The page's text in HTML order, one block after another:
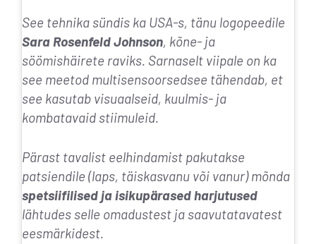
See tehnika sündis ka USA-s, tänu logopeedile
Sara Rosenfeld Johnson, kõne- ja
söömishäirete raviks. Sarnaselt viipale on ka
see meetod multisensoorsedsee tähendab, et
see kasutab visuaalseid, kuulmis- ja
kombatavaid stiimuleid.
Pärast tavalist eelhindamist pakutakse
patsiendile (laps, täiskasvanu või vanur) mõnda
spetsiifilised ja isikupärased harjutused
lähtudes selle omadustest ja saavutatavatest
eesmärkidest.